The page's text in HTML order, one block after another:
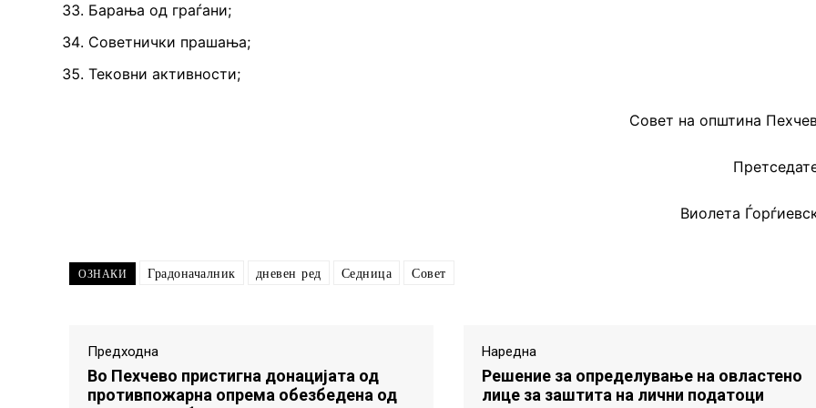
Барања од граѓани;
Советнички прашања;
Тековни активности;
Совет на општина
Виолета
ОЗНАКИ Градоначалник дневен ред Седница Совет
Предходна
Во Пехчево пристигна донацијата од
противпожарна опрема обезбедена од
Наредна
Решение за определување на овластено
лице за заштита на лични податоци